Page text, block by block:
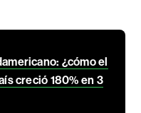
¿cómo el
creció 180% en 3